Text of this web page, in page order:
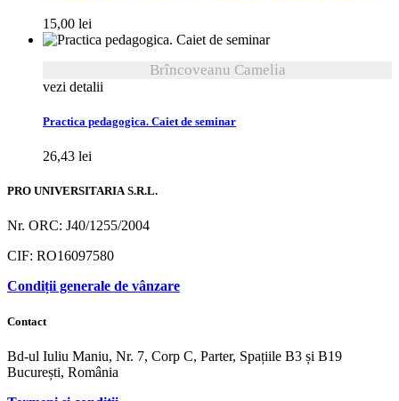
15,00 lei
Brîncoveanu Camelia
vezi detalii
Practica pedagogica. Caiet de seminar
26,43 lei
PRO UNIVERSITARIA S.R.L.
Nr. ORC: J40/1255/2004
CIF: RO16097580
Condiții generale de vânzare
Contact
Bd-ul Iuliu Maniu, Nr. 7, Corp C, Parter, Spațiile B3 și B19
București, România